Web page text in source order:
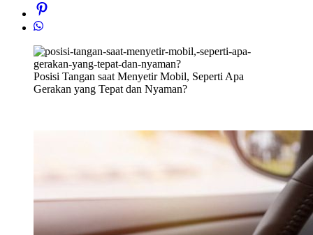
Posisi Tangan saat Menyetir Mobil, Seperti Apa
Gerakan yang Tepat dan Nyaman?